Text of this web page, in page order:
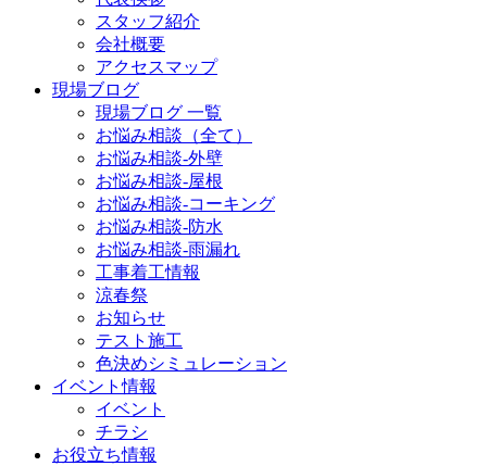
スタッフ紹介
会社概要
アクセスマップ
現場ブログ
現場ブログ 一覧
お悩み相談（全て）
お悩み相談-外壁
お悩み相談-屋根
お悩み相談-コーキング
お悩み相談-防水
お悩み相談-雨漏れ
工事着工情報
涼春祭
お知らせ
テスト施工
色決めシミュレーション
イベント情報
イベント
チラシ
お役立ち情報